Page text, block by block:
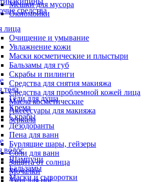
Мешки для мусора
Окномойки
средства
лица
Очищение и умывание
Увлажнение кожи
Маски косметические и плыстыри
Бальзамы для губ
Скрабы и пилинги
Средства для снятия макияжа
Средства для проблемной кожей лица
Масла косметические
Аксессуары для макияжа
Зеркала
тела
Гели для душа
Крема
Скрабы
Дезодоранты
Пена для ванн
Бурлящие шары, гейзеры
Соли для ванн
Защита от солнца
Мочалки
Уход для ног
волос
Шампуни
Бальзамы
Маски и сыворотки